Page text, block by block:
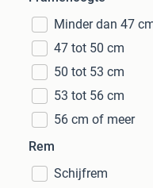
Minder dan 47
47 tot 50 cm
50 tot 53 cm
53 tot 56 cm
56 cm of meer
Rem
Schijfrem